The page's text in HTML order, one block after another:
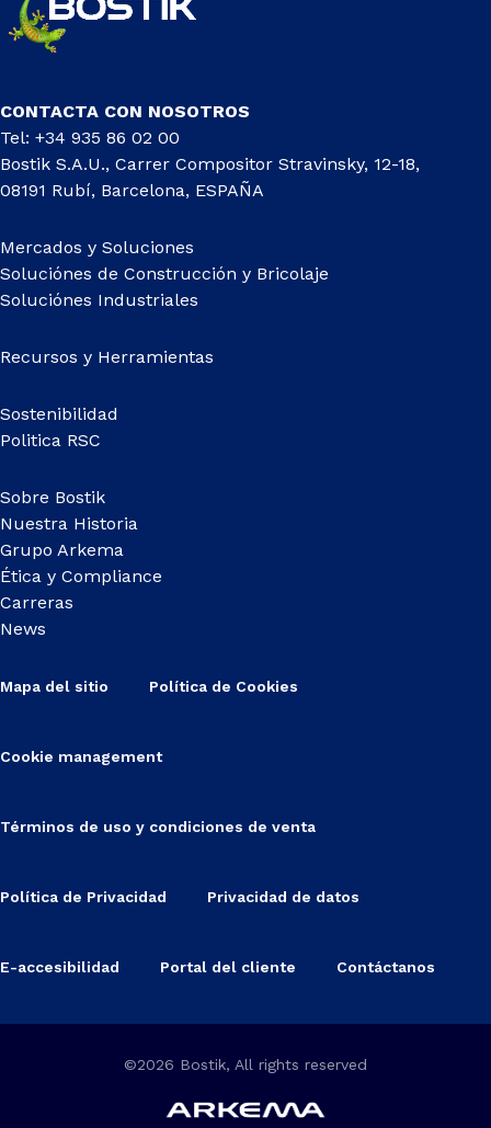
CONTACTA CON NOSOTROS
Tel: +34 935 86 02 00
Bostik S.A.U., Carrer Compositor Stravinsky, 12-18,
08191 Rubí, Barcelona, ESPAÑA
Mercados y Soluciones
Soluciónes de Construcción y Bricolaje
Soluciónes Industriales
Recursos y Herramientas
Sostenibilidad
Politica RSC
Sobre Bostik
Nuestra Historia
Grupo Arkema
Ética y Compliance
Carreras
News
Mapa del sitio Política de Cookies
Cookie management
Términos de uso y condiciones de venta
Política de Privacidad Privacidad de datos
E-accesibilidad Portal del cliente Contáctanos
©2026 Bostik, All rights reserved